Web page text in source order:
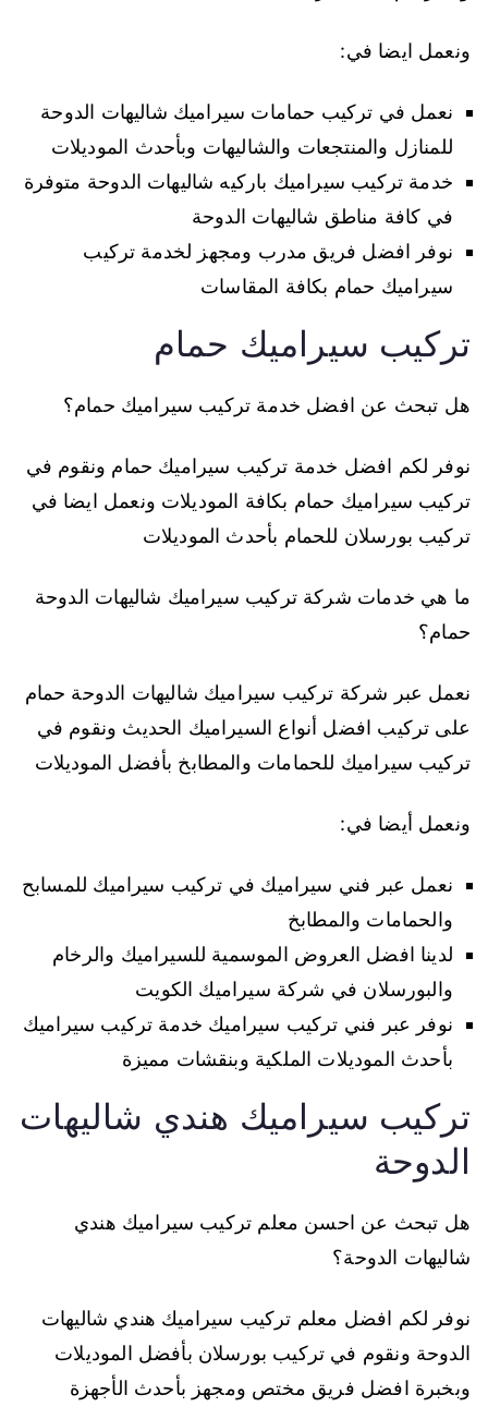
ونعمل ايضا في:
نعمل في تركيب حمامات سيراميك شاليهات الدوحة
للمنازل والمنتجعات والشاليهات وبأحدث الموديلات
خدمة تركيب سيراميك باركيه شاليهات الدوحة متوفرة
في كافة مناطق شاليهات الدوحة
نوفر افضل فريق مدرب ومجهز لخدمة تركيب
سيراميك حمام بكافة المقاسات
تركيب سيراميك حمام
هل تبحث عن افضل خدمة تركيب سيراميك حمام؟
نوفر لكم افضل خدمة تركيب سيراميك حمام ونقوم في
تركيب سيراميك حمام بكافة الموديلات ونعمل ايضا في
تركيب بورسلان للحمام بأحدث الموديلات
ما هي خدمات شركة تركيب سيراميك شاليهات الدوحة
حمام؟
نعمل عبر شركة تركيب سيراميك شاليهات الدوحة حمام
على تركيب افضل أنواع السيراميك الحديث ونقوم في
تركيب سيراميك للحمامات والمطابخ بأفضل الموديلات
ونعمل أيضا في:
نعمل عبر فني سيراميك في تركيب سيراميك للمسابح
والحمامات والمطابخ
لدينا افضل العروض الموسمية للسيراميك والرخام
والبورسلان في شركة سيراميك الكويت
نوفر عبر فني تركيب سيراميك خدمة تركيب سيراميك
بأحدث الموديلات الملكية وبنقشات مميزة
تركيب سيراميك هندي شاليهات
الدوحة
هل تبحث عن احسن معلم تركيب سيراميك هندي
شاليهات الدوحة؟
نوفر لكم افضل معلم تركيب سيراميك هندي شاليهات
الدوحة ونقوم في تركيب بورسلان بأفضل الموديلات
وبخبرة افضل فريق مختص ومجهز بأحدث الأجهزة